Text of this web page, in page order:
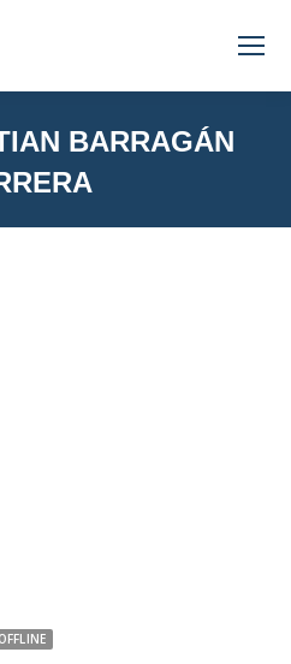
BARRAGÁN
OFFLINE